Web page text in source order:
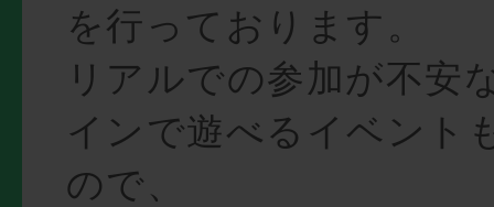
を行っております。
リアルでの参加が不安
インで遊べるイベント
ので、